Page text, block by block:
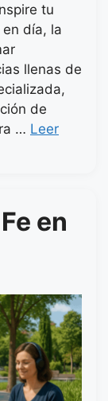
tu
en día, la
llenas de
de
… Leer
en